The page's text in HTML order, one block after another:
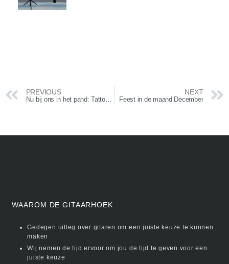
PREVIOUS
Nu bij ons in het pand: Tattooshop the Body Project
NEXT
Feest in de maand December
WAAROM DE GITAARHOEK
Gedegen uitleg over gitaren om een juiste keuze te kunnen
maken
Wij nemen de tijd ervoor om jou de tijd te geven voor een
juiste keuze